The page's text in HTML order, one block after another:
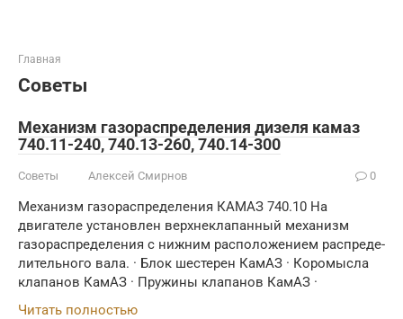
Главная
Советы
Механизм газораспределения дизеля камаз
740.11-240, 740.13-260, 740.14-300
Советы Алексей Смирнов 0
Механизм газораспределения КАМАЗ 740.10 На
двигателе установлен верхнеклапанный механизм
газораспределения с нижним расположением распреде­
лительного вала. · Блок шестерен КамАЗ · Коромысла
клапанов КамАЗ · Пружины клапанов КамАЗ ·
Читать полностью